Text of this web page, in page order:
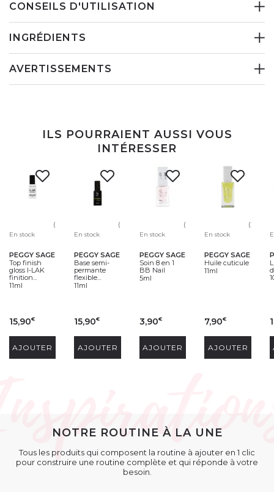
CONSEILS D'UTILISATION
INGRÉDIENTS
AVERTISSEMENTS
ILS POURRAIENT AUSSI VOUS
INTÉRESSER
(99)
En stock
PEGGY SAGE
Top finish
gloss I-LAK
finition...
11ml
15,90€
AJOUTER
(66)
En stock
PEGGY SAGE
Base semi-
permante
flexible...
11ml
15,90€
AJOUTER
(64)
En stock
PEGGY SAGE
Soin 8 en 1
BB Nail
5ml
3,90€
AJOUTER
(24)
En stock
PEGGY SAGE
Huile cuticule
11ml
7,90€
AJOUTER
NOTRE ROUTINE À LA UNE
Tous les produits qui composent la routine à ajouter en 1 clic
pour construire une routine complète et qui réponde à votre
besoin.